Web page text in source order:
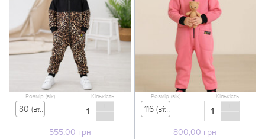
555,00 грн
Розмір (вік)
80 (вік 9-12 міс) - 555,00 грн
Кількість
+
-
800,00 грн
Розмір (вік)
116 (вік 5-6 р) - 800,00 грн
Кількість
+
-